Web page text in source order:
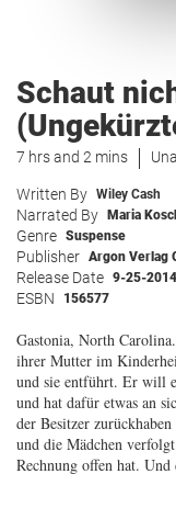
Schaut
7 hrs and 2 mins
Written By Wiley Cash
Narrated By Maria
Genre Suspense
Publisher Argon Verlag
Release Date 9-25-2014
ESBN 156577
Gastonia, North
ihrer Mutter im
und sie entführt. Er will
und hat dafür etwas an
der Besitzer
und die Mädchen
Rechnung offen hat.